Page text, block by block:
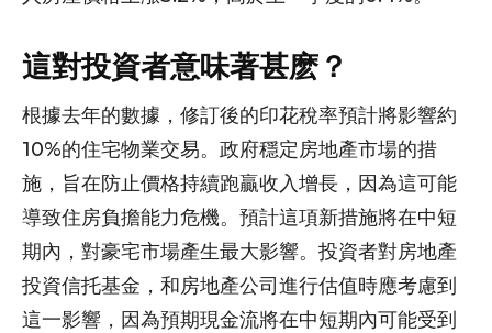
這對投資者意味著甚麽？
根據去年的數據，修訂後的印花稅率預計將影響約
10%的住宅物業交易。政府穩定房地產市場的措
施，旨在防止價格持續跑贏收入增長，因為這可能
導致住房負擔能力危機。預計這項新措施將在中短
期內，對豪宅市場產生最大影響。投資者對房地產
投資信托基金，和房地產公司進行估值時應考慮到
這一影響，因為預期現金流將在中短期內可能受到